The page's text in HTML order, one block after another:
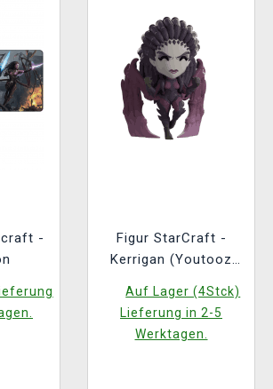
-
Figur StarCraft -
Kerrigan (Youtooz
Auf Lager (4Stck)
Lieferung in 2-5
Werktagen.